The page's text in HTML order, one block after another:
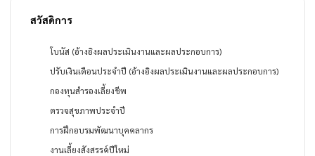
สวัสดิการ
โบนัส (อ้างอิงผลประเมินงานและผลประกอบการ)
ปรับเงินเดือนประจำปี (อ้างอิงผลประเมินงานและผลประกอบการ)
กองทุนสำรองเลี้ยงชีพ
ตรวจสุขภาพประจำปี
การฝึกอบรมพัฒนาบุคคลากร
งานเลี้ยงสังสรรค์ปีใหม่